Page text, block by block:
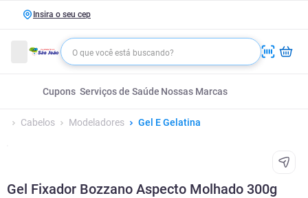
Insira o seu cep
Cupons Serviços de Saúde Nossas Marcas
Cabelos Modeladores Gel E Gelatina
Gel Fixador Bozzano Aspecto Molhado 300g